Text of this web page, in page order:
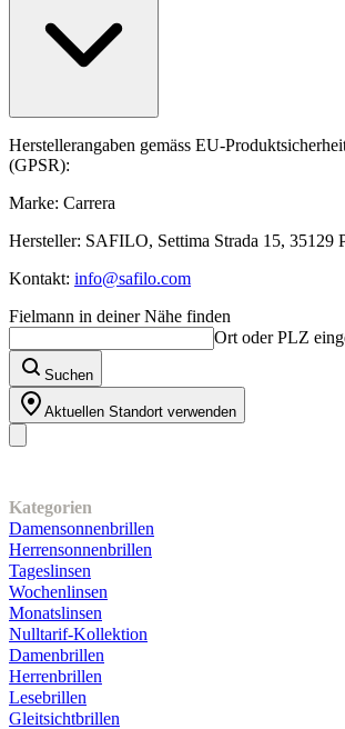
Herstellerangaben gemäss EU-
(GPSR):
Marke: Carrera
Hersteller: SAFILO, Settima Strada 15, 35129
Kontakt: info@safilo.com
Fielmann in deiner Nähe finden
Ort oder PLZ
Suchen
Aktuellen Standort verwenden
Kategorien
Damensonnenbrillen
Herrensonnenbrillen
Tageslinsen
Wochenlinsen
Monatslinsen
Nulltarif-Kollektion
Damenbrillen
Herrenbrillen
Lesebrillen
Gleitsichtbrillen